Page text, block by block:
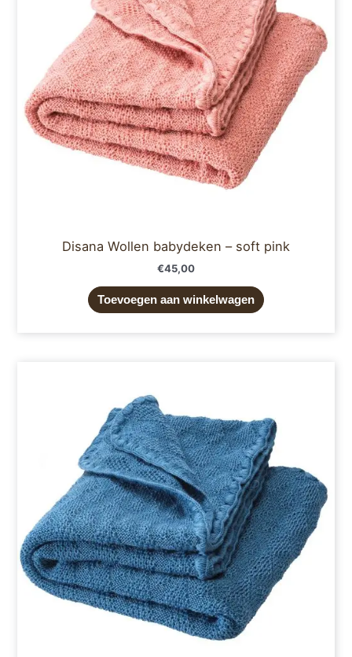
Disana Wollen babydeken – soft pink
€45,00
Toevoegen aan winkelwagen